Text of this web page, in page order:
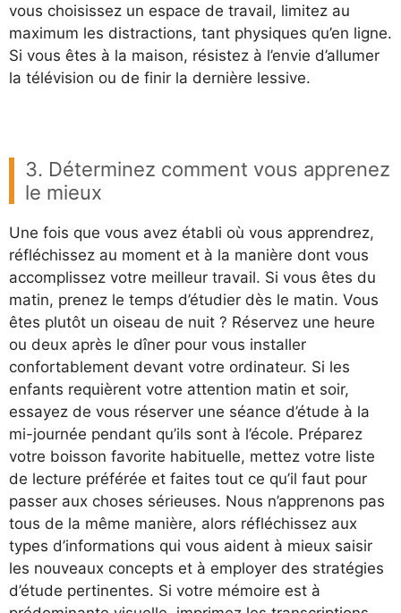
vous choisissez un espace de travail, limitez au
maximum les distractions, tant physiques qu’en ligne.
Si vous êtes à la maison, résistez à l’envie d’allumer
la télévision ou de finir la dernière lessive.
3. Déterminez comment vous apprenez
le mieux
Une fois que vous avez établi où vous apprendrez,
réfléchissez au moment et à la manière dont vous
accomplissez votre meilleur travail. Si vous êtes du
matin, prenez le temps d’étudier dès le matin. Vous
êtes plutôt un oiseau de nuit ? Réservez une heure
ou deux après le dîner pour vous installer
confortablement devant votre ordinateur. Si les
enfants requièrent votre attention matin et soir,
essayez de vous réserver une séance d’étude à la
mi-journée pendant qu’ils sont à l’école. Préparez
votre boisson favorite habituelle, mettez votre liste
de lecture préférée et faites tout ce qu’il faut pour
passer aux choses sérieuses. Nous n’apprenons pas
tous de la même manière, alors réfléchissez aux
types d’informations qui vous aident à mieux saisir
les nouveaux concepts et à employer des stratégies
d’étude pertinentes. Si votre mémoire est à